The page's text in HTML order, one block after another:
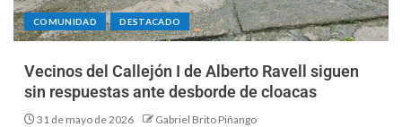
COMUNIDAD DESTACADO
Vecinos del Callejón I de Alberto Ravell siguen
sin respuestas ante desborde de cloacas
31 de mayo de 2026 Gabriel Brito Piñango